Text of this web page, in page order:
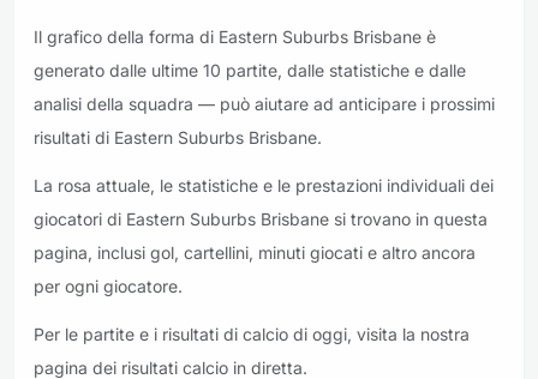
Il grafico della forma di Eastern Suburbs Brisbane è
generato dalle ultime 10 partite, dalle statistiche e dalle
analisi della squadra — può aiutare ad anticipare i prossimi
risultati di Eastern Suburbs Brisbane.
La rosa attuale, le statistiche e le prestazioni individuali dei
giocatori di Eastern Suburbs Brisbane si trovano in questa
pagina, inclusi gol, cartellini, minuti giocati e altro ancora
per ogni giocatore.
Per le partite e i risultati di calcio di oggi, visita la nostra
pagina dei risultati calcio in diretta.